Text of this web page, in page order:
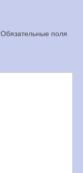
Обязательные поля